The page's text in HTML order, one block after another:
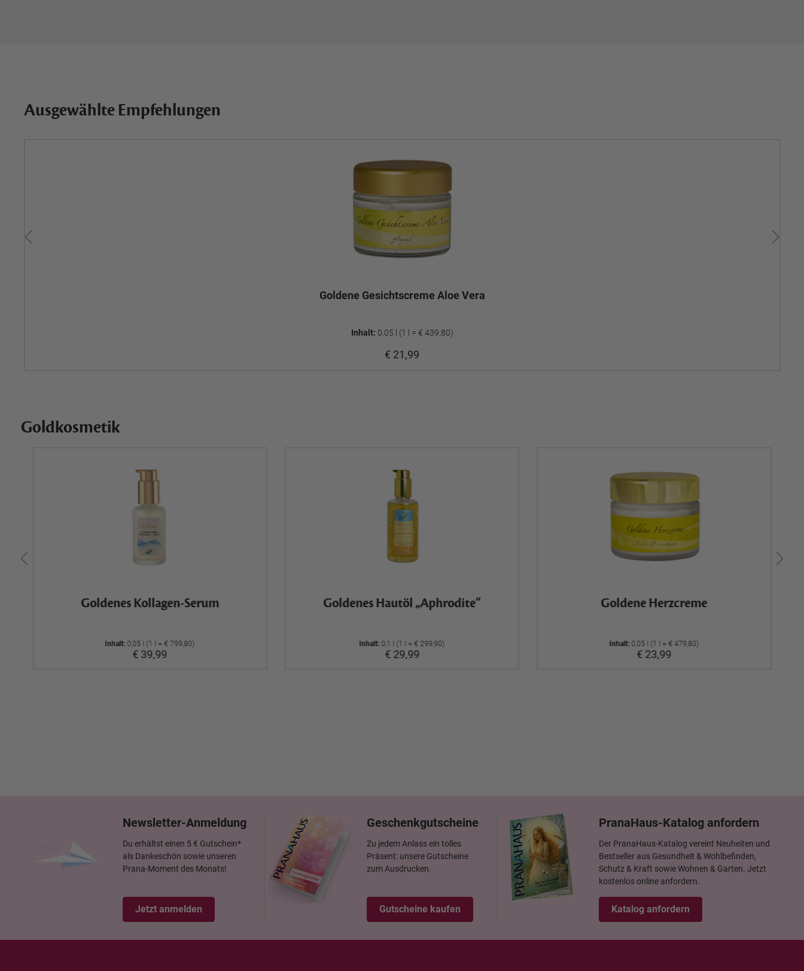
Ausgewählte Empfehlungen
Goldene Gesichtscreme Aloe Vera
Inhalt: 0.05 l (1 l = € 439,80)
€ 21,99
Goldkosmetik
Goldenes Kollagen-Serum
Inhalt: 0,05 l (1 l = € 799,80)
€ 39,99
Goldenes Hautöl „Aphrodite“
Inhalt: 0,1 l (1 l = € 299,90)
€ 29,99
Goldene Herzcreme
Inhalt: 0,05 l (1 l = € 479,80)
€ 23,99
Newsletter-Anmeldung
Du erhältst einen 5 € Gutschein*
als Dankeschön sowie unseren
Prana-Moment des Monats!
Jetzt anmelden
Geschenkgutscheine
Zu jedem Anlass ein tolles
Präsent: unsere Gutscheine
zum Ausdrucken.
Gutscheine kaufen
PranaHaus-Katalog anfordern
Der PranaHaus-Katalog vereint Neuheiten und
Bestseller aus Gesundheit & Wohlbefinden,
Schutz & Kraft sowie Wohnen & Garten. Jetzt
kostenlos online anfordern.
Katalog anfordern